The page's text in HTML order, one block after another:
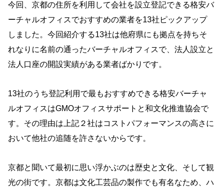
今回、京都の住所を利用して会社を設立登記できる格安バ
ーチャルオフィスでおすすめの業者を13社ピックアップ
しました。今回紹介する13社は他府県にも拠点を持ちそ
れなりに名前の通ったバーチャルオフィスで、法人設立と
法人口座の開設実績がある業者ばかりです。
13社のうち登記利用で最もおすすめできる格安バーチャ
ルオフィスはGMOオフィスサポートと和文化推進協会で
す。その理由は上記２社はコストパフォーマンスの高さに
おいて他社の追随を許さないからです。
京都と聞いて最初に思い浮かぶのは歴史と文化、そして観
光の街です。京都は文化工芸品の製作でも有名なため、ハ